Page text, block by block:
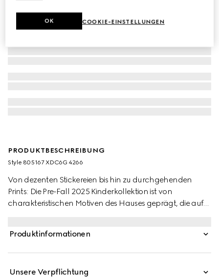
PRODUKTBESCHREIBUNG
Style ‎805167 XDC6G 4266
Von dezenten Stickereien bis hin zu durchgehenden
Prints: Die Pre-Fall 2025 Kinderkollektion ist von
charakteristischen Motiven des Hauses geprägt, die auf
Gucci Metallknopf versehen.
Produktinformationen
Unsere Verpflichtung
COOKIE-EINSTELLUNGEN
OK